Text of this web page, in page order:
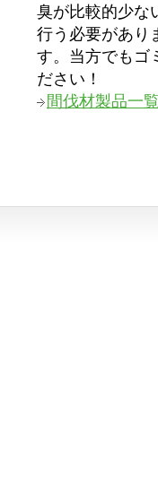
臭が比較的少な
行う必要があり
す。当方でもゴ
ださい！
間伐材製品一覧